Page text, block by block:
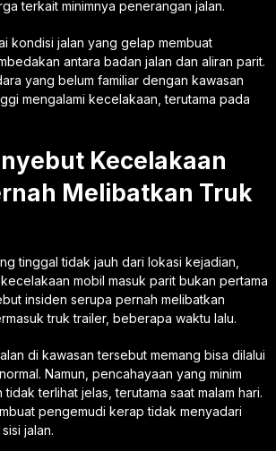
terkait minimnya penerangan jalan.
kondisi jalan yang gelap membuat
antara badan jalan dan aliran parit.
yang belum familiar dengan kawasan
mengalami kecelakaan, terutama pada
Kecelakaan
Melibatkan Truk
tinggal tidak jauh dari lokasi kejadian,
mobil masuk parit bukan pertama
insiden serupa pernah melibatkan
truk trailer, beberapa waktu lalu.
di kawasan tersebut memang bisa dilalui
Namun, pencahayaan yang minim
tidak terlihat jelas, terutama saat malam hari.
pengemudi kerap tidak menyadari
jalan.